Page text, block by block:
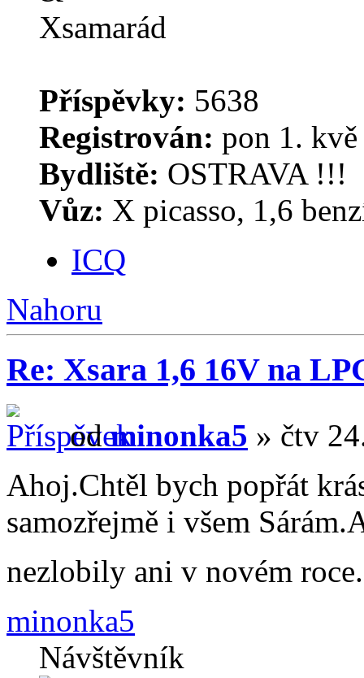
Příspěvky: 5638
Registrován: pon 1.
Bydliště: OSTRAVA !!!
Vůz: X picasso, 1,6
ICQ
Nahoru
Re: Xsara 1,6 16V na
odminonka5 » čtv
Ahoj.Chtěl bych popřát
samozřejmě i všem
nezlobily ani v novém
minonka5
Návštěvník